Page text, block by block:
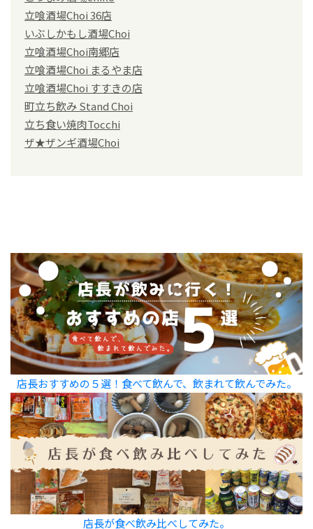
立喰酒場Choi 36店
いぶしかもし酒場Choi
立喰酒場Choi南郷店
立喰酒場Choi まるやま店
立喰酒場Choi すすきの店
町立ち飲み Stand Choi
立ち食い焼肉Tocchi
ザ★ザンギ酒場Choi
店長おすすめの５選！食べて飲んで、飲まれて飲んでみた。
店長が食べ飲み比べしてみた。